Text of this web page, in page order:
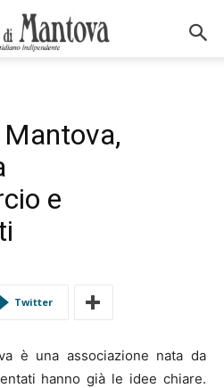
e
Twitter
è una associazione nata da
hanno già le idee chiare.